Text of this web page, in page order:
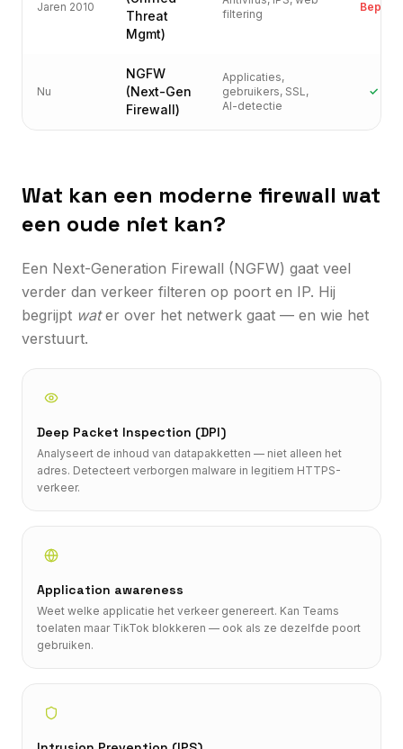
Jaren 2010
Threat
Mgmt)
filtering
Beperkt
Nu
NGFW
(Next-Gen
Firewall)
Applicaties,
gebruikers, SSL,
AI-detectie
✓ Ja
Wat kan een moderne firewall wat
een oude niet kan?
Een Next-Generation Firewall (NGFW) gaat veel
verder dan verkeer filteren op poort en IP. Hij
begrijpt water over het netwerk gaat — en wie het
verstuurt.
Deep Packet Inspection (DPI)
Analyseert de inhoud van datapakketten — niet alleen het
adres. Detecteert verborgen malware in legitiem HTTPS-
verkeer.
Application awareness
Weet welke applicatie het verkeer genereert. Kan Teams
toelaten maar TikTok blokkeren — ook als ze dezelfde poort
gebruiken.